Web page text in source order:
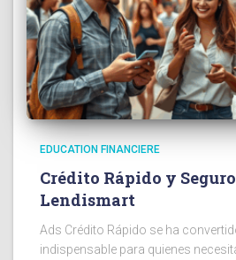
EDUCATION FINANCIERE
Crédito Rápido y
Lendismart
Ads Crédito Rápido se ha
indispensable para quienes